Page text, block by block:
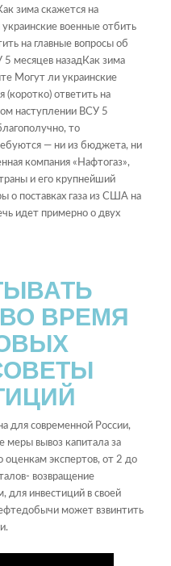
зима скажется на
военные отбить
на главные вопросы об
месяцев назадКак зима
Могут ли украинские
ответить на
наступлении ВСУ 5
то
— ни из бюджета, ни
компания «Нафтогаз»,
и его крупнейший
о поставках газа из США на
идет примерно о двух
ВРЕМЯ
для современной России,
меры вывоз капитала за
оценкам экспертов, от 2 до
возвращение
для инвестиций в своей
может взвинтить